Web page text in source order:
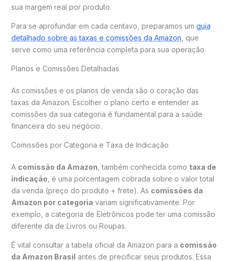
sua margem real por produto.
Para se aprofundar em cada centavo, preparamos um guia
detalhado sobre as taxas e comissões da Amazon , que
serve como uma referência completa para sua operação.
Planos e Comissões Detalhadas
As comissões e os planos de venda são o coração das
taxas da Amazon. Escolher o plano certo e entender as
comissões da sua categoria é fundamental para a saúde
financeira do seu negócio.
Comissões por Categoria e Taxa de Indicação
A comissão da Amazon , também conhecida como taxa de
indicação , é uma porcentagem cobrada sobre o valor total
da venda (preço do produto + frete). As comissões da
Amazon por categoria variam significativamente. Por
exemplo, a categoria de Eletrônicos pode ter uma comissão
diferente da de Livros ou Roupas.
É vital consultar a tabela oficial da Amazon para a comissão
da Amazon Brasil antes de precificar seus produtos. Essa